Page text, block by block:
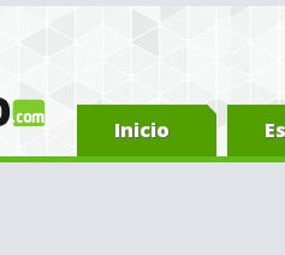
Inicio